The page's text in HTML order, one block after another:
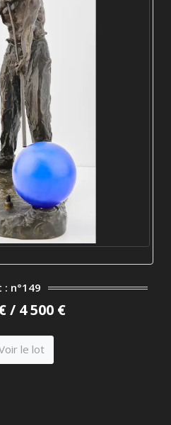
: n°149
/ 4 500 €
le lot